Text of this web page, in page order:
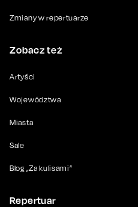
Zmiany w repertuarze
Zobacz też
Artyści
Województwa
Miasta
Sale
Blog „Za kulisami”
Repertuar